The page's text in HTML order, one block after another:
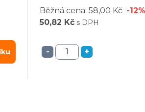
Běžná cena: 58,00 Kč -12%
50,82 Kč s DPH
- +